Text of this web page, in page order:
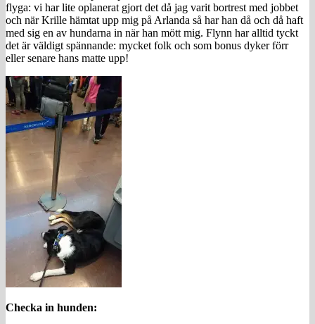
flyga: vi har lite oplanerat gjort det då jag varit bortrest med jobbet
och när Krille hämtat upp mig på Arlanda så har han då och då haft
med sig en av hundarna in när han mött mig. Flynn har alltid tyckt
det är väldigt spännande: mycket folk och som bonus dyker förr
eller senare hans matte upp!
Checka in hunden: